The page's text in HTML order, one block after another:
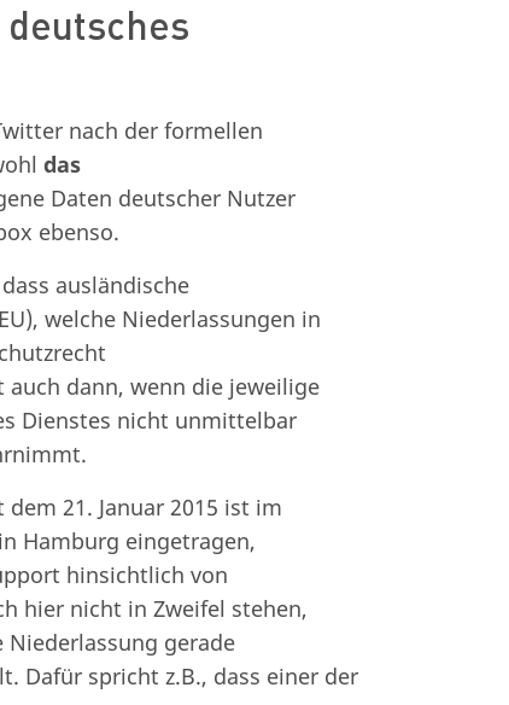
nach der formellen
das
Daten deutscher Nutzer
ebenso.
ausländische
welche Niederlassungen in
dann, wenn die jeweilige
Dienstes nicht unmittelbar
dem 21. Januar 2015 ist im
Hamburg eingetragen,
hinsichtlich von
hier nicht in Zweifel stehen,
gerade
Dafür spricht z.B., dass einer der